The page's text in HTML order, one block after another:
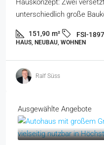
Hauskonzept: Zwei
unterschiedlich große
151,90 m² FSI-
HAUS, NEUBAU, WOHNEN
Ralf Süss
Ausgewählte Angebote